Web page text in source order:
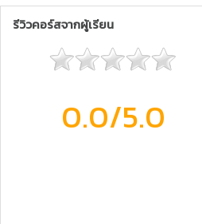
รีวิวคอร์สจากผู้เรียน
0.0/5.0